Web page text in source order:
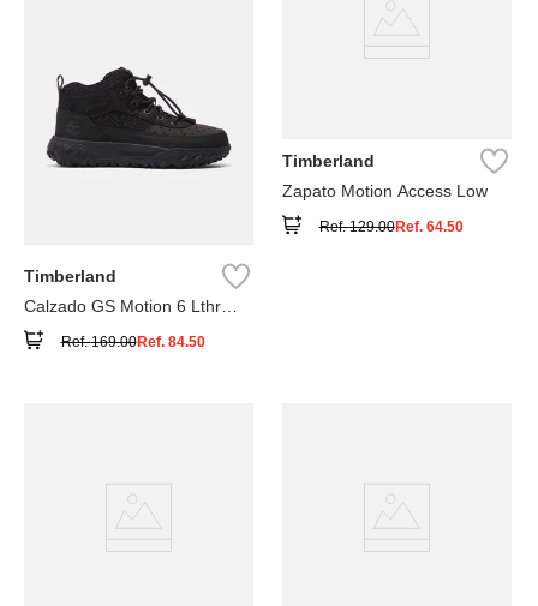
Timberland
Calzado GS Motion 6 Lthr
Ref.169.00Ref. 84.50
Timberland
Zapato Motion Access Low
Ref.129.00Ref. 64.50